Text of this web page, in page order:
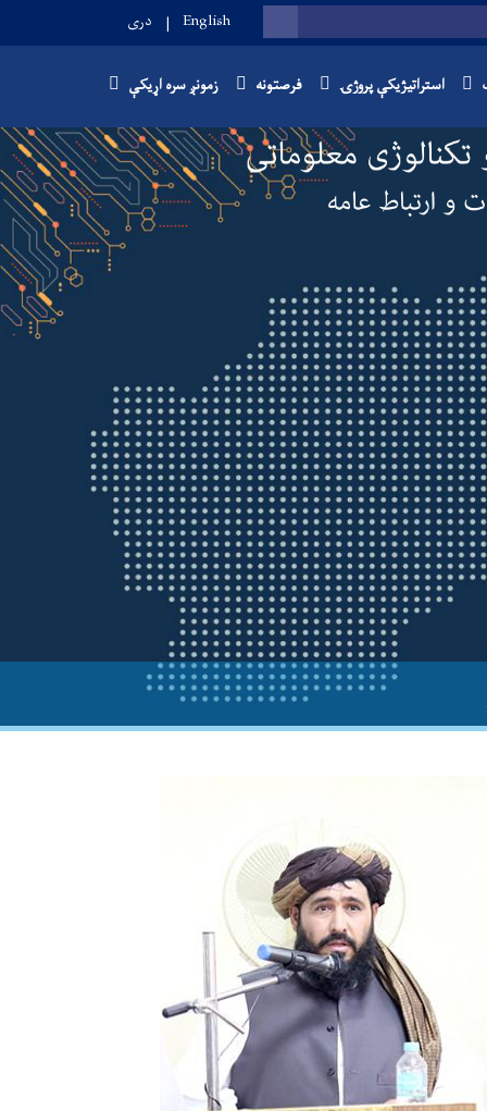
SEARCH
English دری
استراتیژیکې پروژۍ فرصتونه زمونږ سره اړیکې